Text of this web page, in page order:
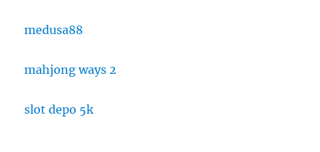
medusa88
mahjong ways 2
slot depo 5k